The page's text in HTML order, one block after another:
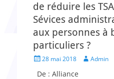
de réduire les
Sévices
aux personnes à
particuliers ?
Posted28 mai 2018 Author
Admin
De : Alliance